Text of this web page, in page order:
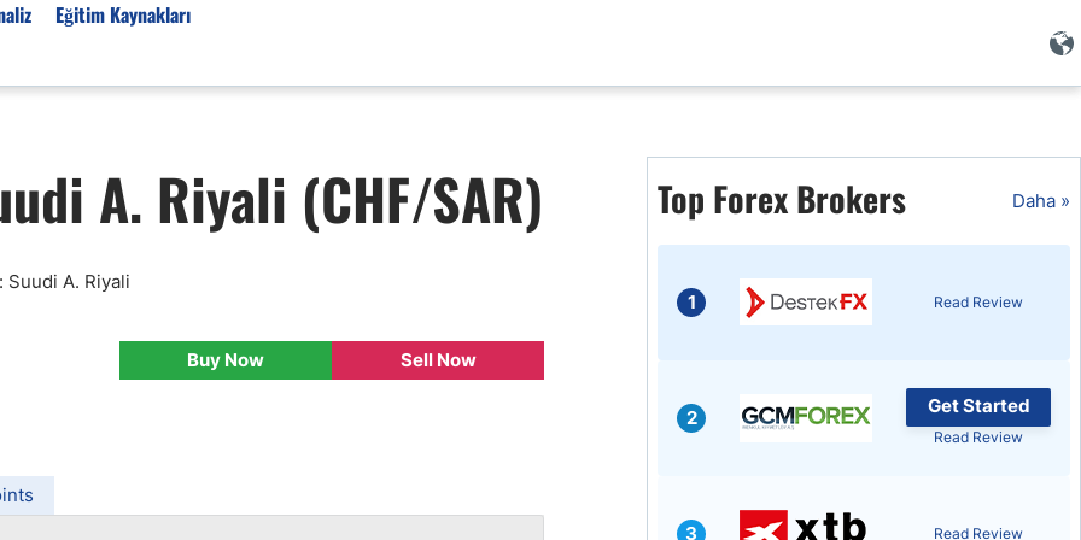
Türkiye Finans Haberleri
Teknik Analiz
Detaylı Teknik Analizler
Eğitim Kaynakları
A. Riyali (CHF/SAR)
Suudi A. Riyali
Buy Now Sell Now
Top Forex Brokers Daha »
1 Read Review
2
Get Started
Read Review
3 Read Review